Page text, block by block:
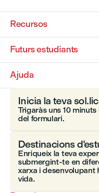
Recursos
Futurs estudiants
Ajuda
Inicia la teva
Trigaràs uns 10
del formulari.
Destinacions
Enriqueix la teva
submergint-te en
xarxa i desenvolupant
vida.